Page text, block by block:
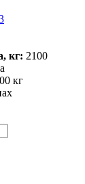
кг: 2100
кг